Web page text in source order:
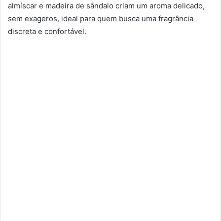
almíscar e madeira de sândalo criam um aroma delicado,
sem exageros, ideal para quem busca uma fragrância
discreta e confortável.